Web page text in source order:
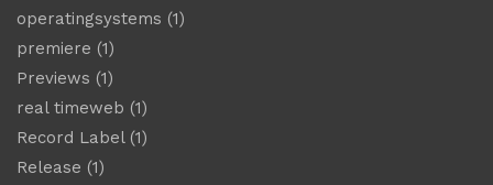
operatingsystems (1)
premiere (1)
Previews (1)
real timeweb (1)
Record Label(1)
Release (1)